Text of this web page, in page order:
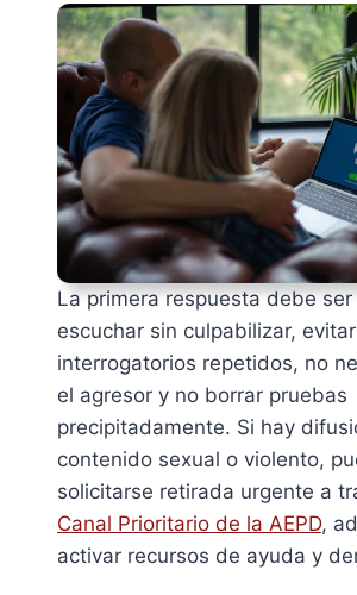
La primera respuesta debe
escuchar sin culpabilizar, evitar
interrogatorios repetidos, no
el agresor y no borrar pruebas
precipitadamente. Si hay
contenido sexual o violento,
solicitarse retirada urgente a
Canal Prioritario de la AEPD,
activar recursos de ayuda y